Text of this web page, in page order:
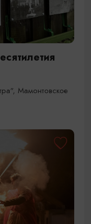
Мамонтовское